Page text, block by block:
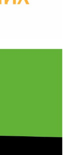
Пам’яті
(ВІДЕО)
чому в